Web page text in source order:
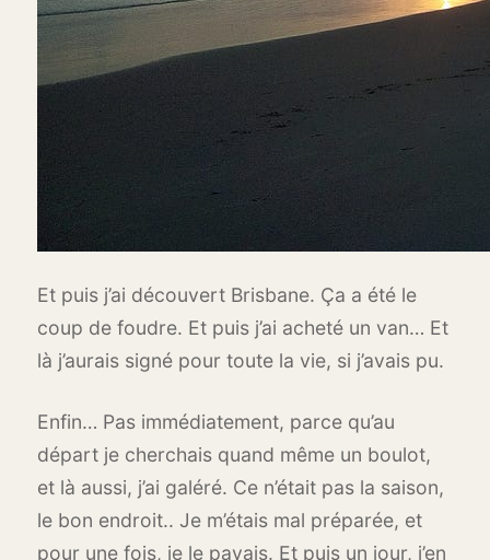
Et puis j’ai découvert Brisbane. Ça a été le
coup de foudre. Et puis j’ai acheté un van… Et
là j’aurais signé pour toute la vie, si j’avais pu.
Enfin… Pas immédiatement, parce qu’au
départ je cherchais quand même un boulot,
et là aussi, j’ai galéré. Ce n’était pas la saison,
le bon endroit.. Je m’étais mal préparée, et
pour une fois, je le payais. Et puis un jour, j’en